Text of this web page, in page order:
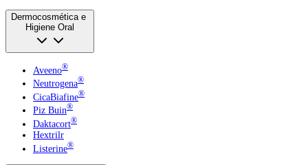
Dermocosmética e
Higiene Oral
Aveeno®
Neutrogena®
CicaBiafine®
Piz Buin®
Daktacort®
Hextrilr
Listerine®